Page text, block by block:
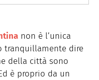
non è l’unica
tranquillamente dire
della città sono
è proprio da un